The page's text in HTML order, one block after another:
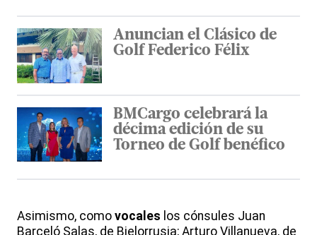
Anuncian el Clásico de
Golf Federico Félix
BMCargo celebrará la
décima edición de su
Torneo de Golf benéfico
Asimismo, como vocales los cónsules Juan
Barceló Salas, de Bielorrusia; Arturo Villanueva, de